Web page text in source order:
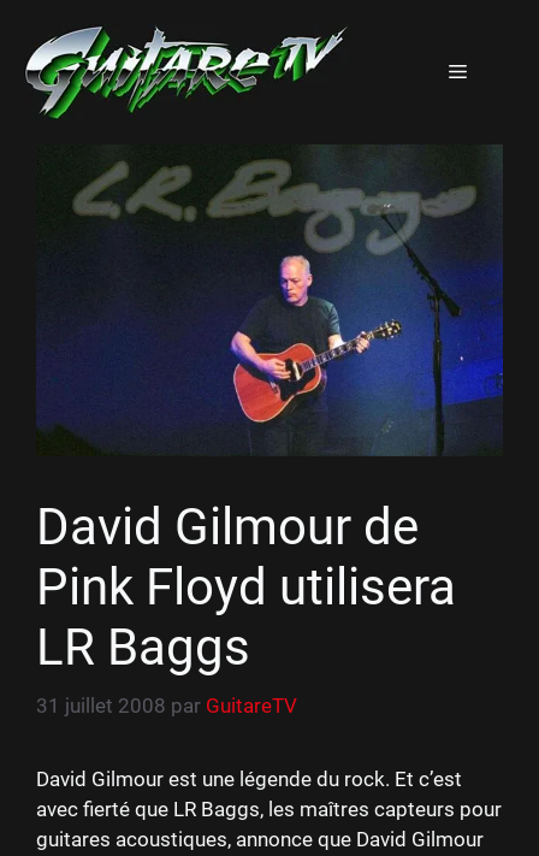
contenu
Menu
David Gilmour de
Pink Floyd utilisera
LR Baggs
31 juillet 2008 par GuitareTV
David Gilmour est une légende du rock. Et c’est
avec fierté que LR Baggs, les maîtres capteurs pour
guitares acoustiques, annonce que David Gilmour